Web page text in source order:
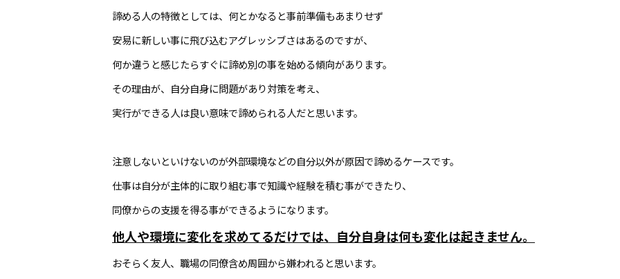
諦める人の特徴としては、何とかなると事前準備もあまりせず
安易に新しい事に飛び込むアグレッシブさはあるのですが、
何か違うと感じたらすぐに諦め別の事を始める傾向があります。
その理由が、自分自身に問題があり対策を考え、
実行ができる人は良い意味で諦められる人だと思います。
注意しないといけないのが外部環境などの自分以外が原因で諦めるケースです。
仕事は自分が主体的に取り組む事で知識や経験を積む事ができたり、
同僚からの支援を得る事ができるようになります。
他人や環境に変化を求めてるだけでは、自分自身は何も変化は起きません。
おそらく友人、職場の同僚含め周囲から嫌われると思います。